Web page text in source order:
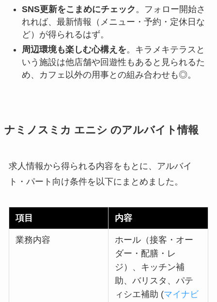
SNS更新をこまめにチェック。フォロー開始さ
れれば、最新情報（メニュー・予約・定休日な
ど）が得られるはず。
周辺環境も楽しむ心構えを。キラメキテラスと
いう施設は他店舗や回遊性もあると見られるた
め、カフェ以外の用事との組み合わせも◎。
ナミノスミカ エニシ のアルバイト情報
求人情報から得られる内容をもとに、アルバイ
ト・パート向け条件を以下にまとめました。
項目 内容
業務内容
ホール（接客・オー
ダー・配膳・レ
ジ）、キッチン補
助、バリスタ、パテ
ィシエ補助 (マイナビ